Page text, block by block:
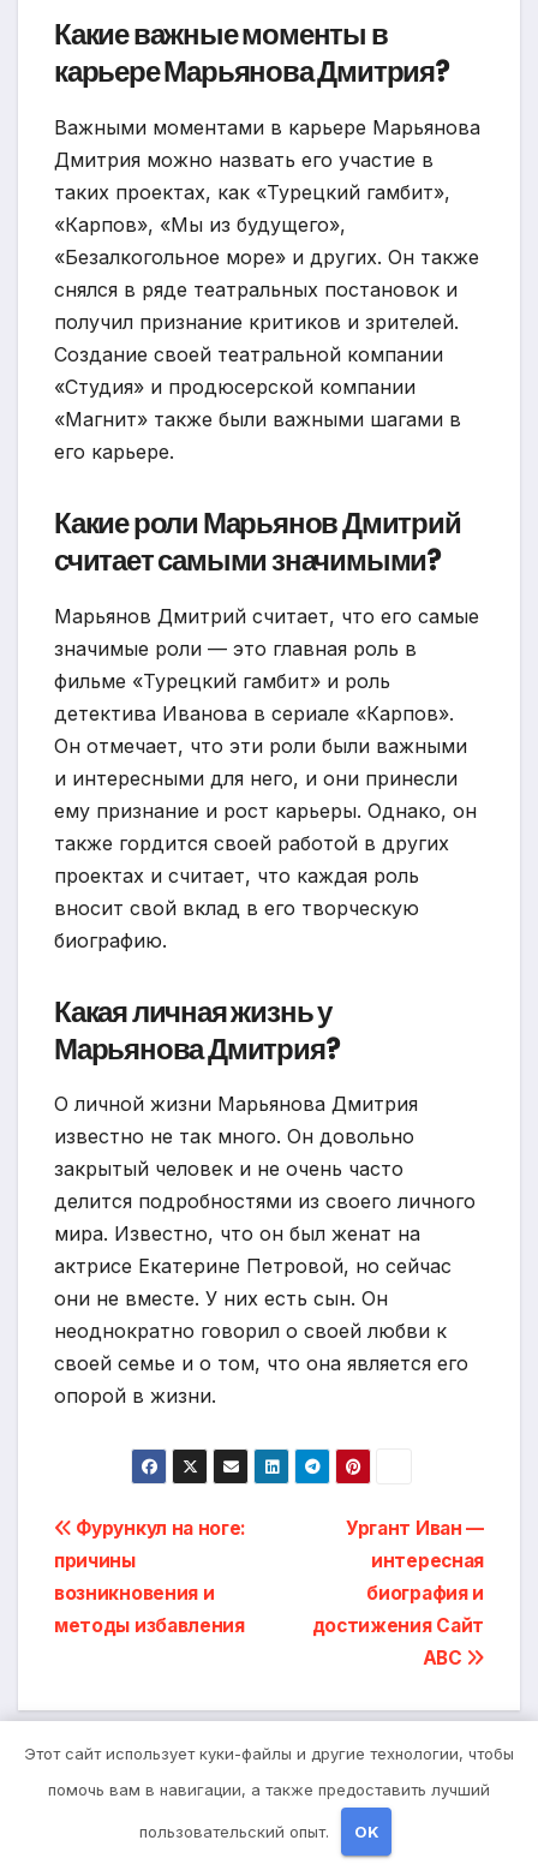
Какие важные моменты в
карьере Марьянова Дмитрия?
Важными моментами в карьере Марьянова
Дмитрия можно назвать его участие в
таких проектах, как «Турецкий гамбит»,
«Карпов», «Мы из будущего»,
«Безалкогольное море» и других. Он также
снялся в ряде театральных постановок и
получил признание критиков и зрителей.
Создание своей театральной компании
«Студия» и продюсерской компании
«Магнит» также были важными шагами в
его карьере.
Какие роли Марьянов Дмитрий
считает самыми значимыми?
Марьянов Дмитрий считает, что его самые
значимые роли — это главная роль в
фильме «Турецкий гамбит» и роль
детектива Иванова в сериале «Карпов».
Он отмечает, что эти роли были важными
и интересными для него, и они принесли
ему признание и рост карьеры. Однако, он
также гордится своей работой в других
проектах и считает, что каждая роль
вносит свой вклад в его творческую
биографию.
Какая личная жизнь у
Марьянова Дмитрия?
О личной жизни Марьянова Дмитрия
известно не так много. Он довольно
закрытый человек и не очень часто
делится подробностями из своего личного
мира. Известно, что он был женат на
актрисе Екатерине Петровой, но сейчас
они не вместе. У них есть сын. Он
неоднократно говорил о своей любви к
своей семье и о том, что она является его
опорой в жизни.
Навигация
по
записям
Ургант Иван —
интересная
биография и
достижения Сайт
ABC
Фурункул на ноге:
причины
возникновения и
методы избавления
От studiohallo_
Этот сайт использует куки-файлы и другие технологии, чтобы
помочь вам в навигации, а также предоставить лучший
пользовательский опыт. OK